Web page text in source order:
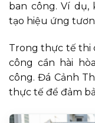
ban công. Ví dụ,
tạo hiệu ứng
Trong thực tế thi
công cần hài
công. Đá Cảnh
thực tế để đảm